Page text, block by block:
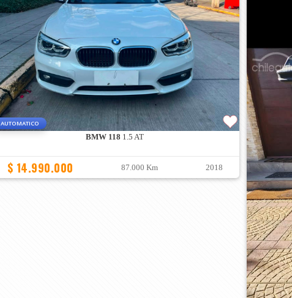
AUTOMATICO
BMW 118 1.5 AT
$ 14.990.000 87.000 Km 2018